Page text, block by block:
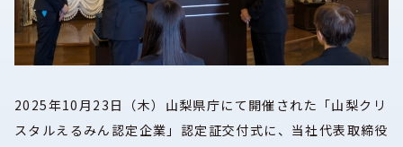
2025年10月23日（木）山梨県庁にて開催された「山梨クリ
スタルえるみん認定企業」認定証交付式に、当社代表取締役